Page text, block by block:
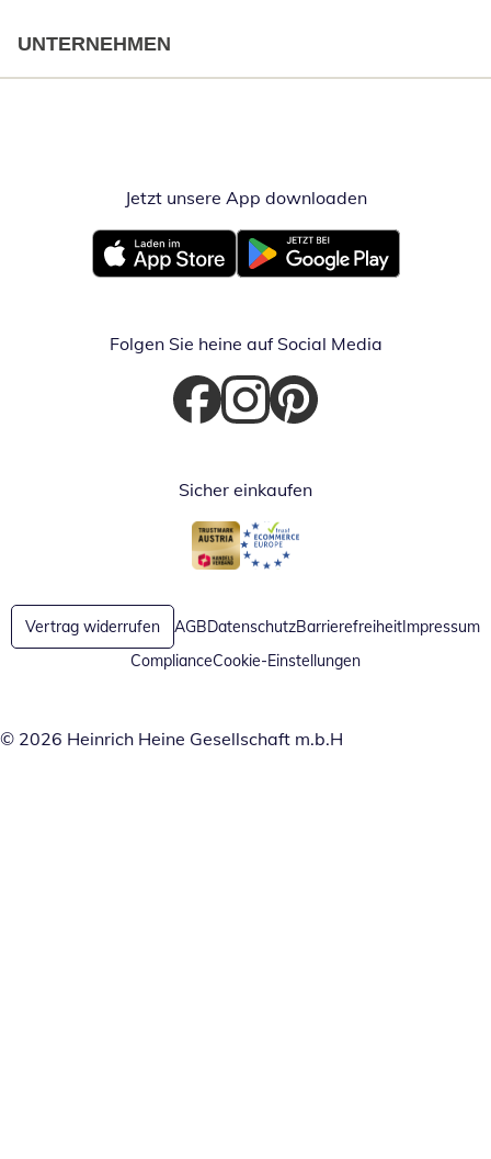
UNTERNEHMEN
Jetzt unsere App downloadenÖffnet in
Öffnet in neuem FensterÖffnet in neuem Fenster
Folgen Sie heine auf Social Media
Öffnet in neuem Fenster
Öffnet in neuem Fenster
Öffnet in neuem Fenster
Sicher einkaufen
Öffnet in neuem Fenster
Öffnet in neuem Fenster
Vertrag widerrufen AGBDatenschutzBarrierefreiheitImpressum
ComplianceCookie-Einstellungen
© 2026 Heinrich Heine Gesellschaft m.b.H